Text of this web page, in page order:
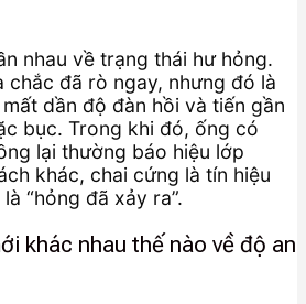
nhau về trạng thái hư hỏng.
chắc đã rò ngay, nhưng đó là
dần độ đàn hồi và tiến gần
bục. Trong khi đó, ống có
lại thường báo hiệu lớp
khác, chai cứng là tín hiệu
“hỏng đã xảy ra”.
khác nhau thế nào về độ an